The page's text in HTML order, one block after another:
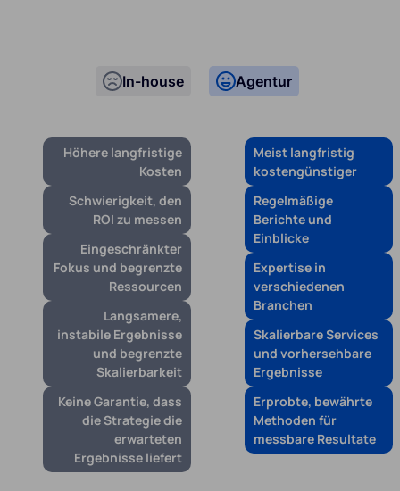
In-house
Höhere langfristige
Kosten
Schwierigkeit, den
ROI zu messen
Eingeschränkter
Fokus und begrenzte
Ressourcen
Langsamere,
instabile Ergebnisse
und begrenzte
Skalierbarkeit
Keine Garantie, dass
die Strategie die
erwarteten
Ergebnisse liefert
Agentur
Meist langfristig
kostengünstiger
Regelmäßige
Berichte und
Einblicke
Expertise in
verschiedenen
Branchen
Skalierbare Services
und vorhersehbare
Ergebnisse
Erprobte, bewährte
Methoden für
messbare Resultate